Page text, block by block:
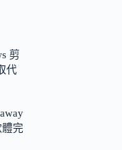
剪
代
完